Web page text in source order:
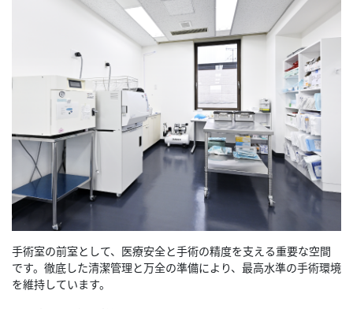
手術室の前室として、医療安全と手術の精度を支える重要な空間
です。徹底した清潔管理と万全の準備により、最高水準の手術環境
を維持しています。